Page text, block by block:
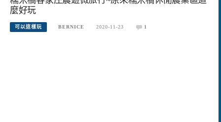
麼好玩
可以這樣玩 BERNICE 2020-11-23 1